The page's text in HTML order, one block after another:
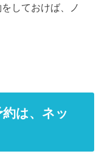
しておけば、ノ
は、ネッ